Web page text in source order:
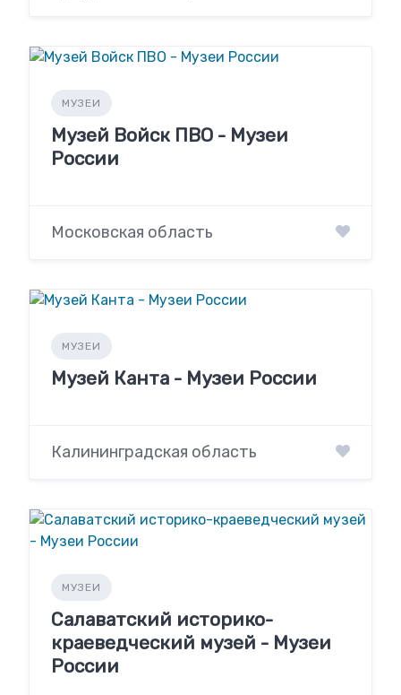
МУЗЕИ
Музей Войск ПВО - Музеи
России
Московская область
МУЗЕИ
Музей Канта - Музеи России
Калининградская область
МУЗЕИ
Салаватский историко-
краеведческий музей - Музеи
России